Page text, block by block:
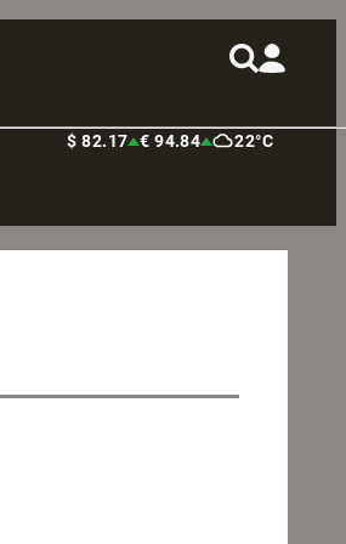
$ 82.17 € 94.84 22°C